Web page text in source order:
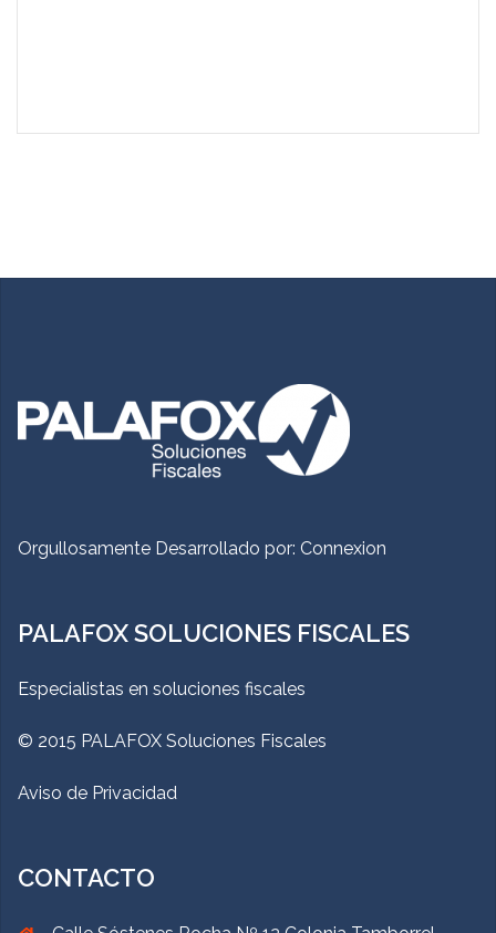
Orgullosamente Desarrollado por: Connexion
PALAFOX SOLUCIONES FISCALES
Especialistas en soluciones fiscales
© 2015 PALAFOX Soluciones Fiscales
Aviso de Privacidad
CONTACTO